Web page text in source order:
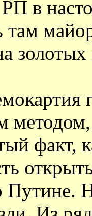
в
там
золотых
методом,
факт,
Путине.